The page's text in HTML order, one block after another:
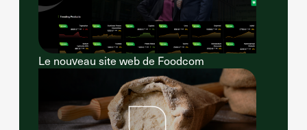
Le nouveau site web de Foodcom